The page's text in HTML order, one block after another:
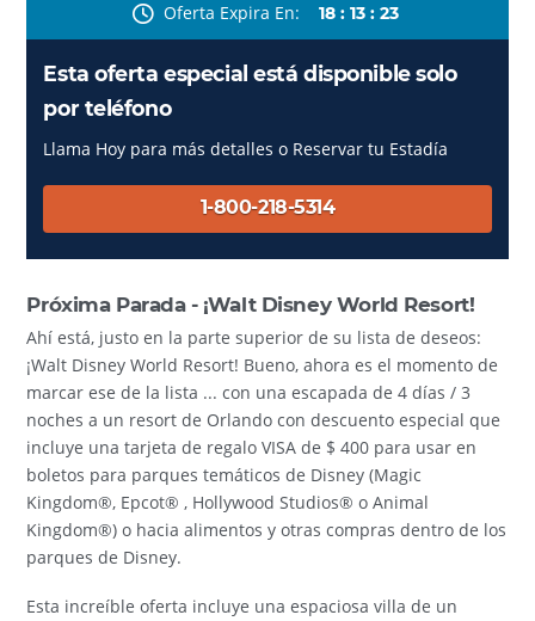
Oferta Expira En 18 : 13 : 21
Esta oferta especial está disponible solo
por teléfono
Llama Hoy para más detalles o Reservar tu Estadía
1-800-218-5314
Próxima Parada - ¡Walt Disney World Resort!
Ahí está, justo en la parte superior de su lista de deseos:
¡Walt Disney World Resort! Bueno, ahora es el momento de
marcar ese de la lista ... con una escapada de 4 días / 3
noches a un resort de Orlando con descuento especial que
incluye una tarjeta de regalo VISA de $ 400 para usar en
boletos para parques temáticos de Disney (Magic
Kingdom®, Epcot® , Hollywood Studios® o Animal
Kingdom®) o hacia alimentos y otras compras dentro de los
parques de Disney.
Esta increíble oferta incluye una espaciosa villa de un